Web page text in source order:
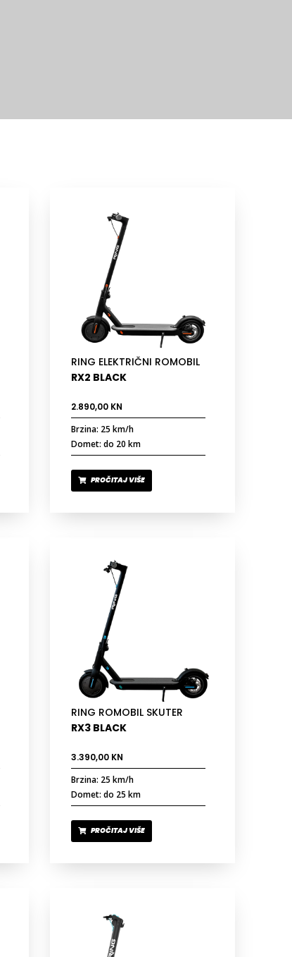
RING ELEKTRIČNI ROMOBIL
RX2 BLACK
2.890,00 KN
Brzina: 25 km/h
Domet: do 20 km
PROČITAJ VIŠE
RING ROMOBIL SKUTER
RX3 BLACK
3.390,00 KN
Brzina: 25 km/h
Domet: do 25 km
PROČITAJ VIŠE